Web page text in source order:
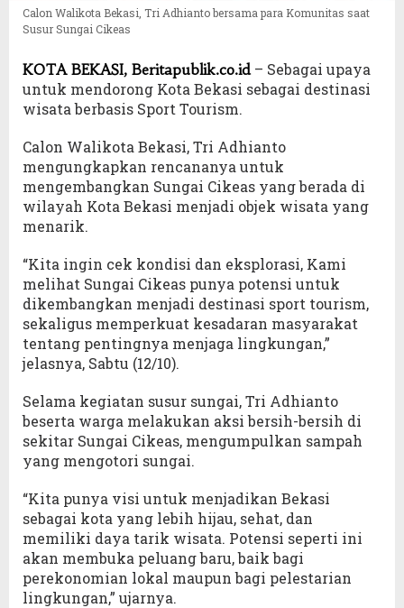
Calon Walikota Bekasi, Tri Adhianto bersama para Komunitas saat
Susur Sungai Cikeas
KOTA BEKASI, Beritapublik.co.id– Sebagai upaya
untuk mendorong Kota Bekasi sebagai destinasi
wisata berbasis Sport Tourism.
Calon Walikota Bekasi, Tri Adhianto
mengungkapkan rencananya untuk
mengembangkan Sungai Cikeas yang berada di
wilayah Kota Bekasi menjadi objek wisata yang
menarik.
“Kita ingin cek kondisi dan eksplorasi, Kami
melihat Sungai Cikeas punya potensi untuk
dikembangkan menjadi destinasi sport tourism,
sekaligus memperkuat kesadaran masyarakat
tentang pentingnya menjaga lingkungan,”
jelasnya, Sabtu (12/10).
Selama kegiatan susur sungai, Tri Adhianto
beserta warga melakukan aksi bersih-bersih di
sekitar Sungai Cikeas, mengumpulkan sampah
yang mengotori sungai.
“Kita punya visi untuk menjadikan Bekasi
sebagai kota yang lebih hijau, sehat, dan
memiliki daya tarik wisata. Potensi seperti ini
akan membuka peluang baru, baik bagi
perekonomian lokal maupun bagi pelestarian
lingkungan,” ujarnya.